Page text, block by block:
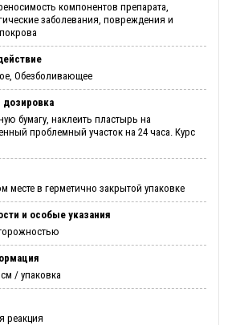
компонентов препарата,
заболевания, повреждения и
Обезболивающее
дозировка
бумагу, наклеить пластырь на
проблемный участок на 24 часа. Курс
месте в герметично закрытой упаковке
и особые указания
/ упаковка
реакция